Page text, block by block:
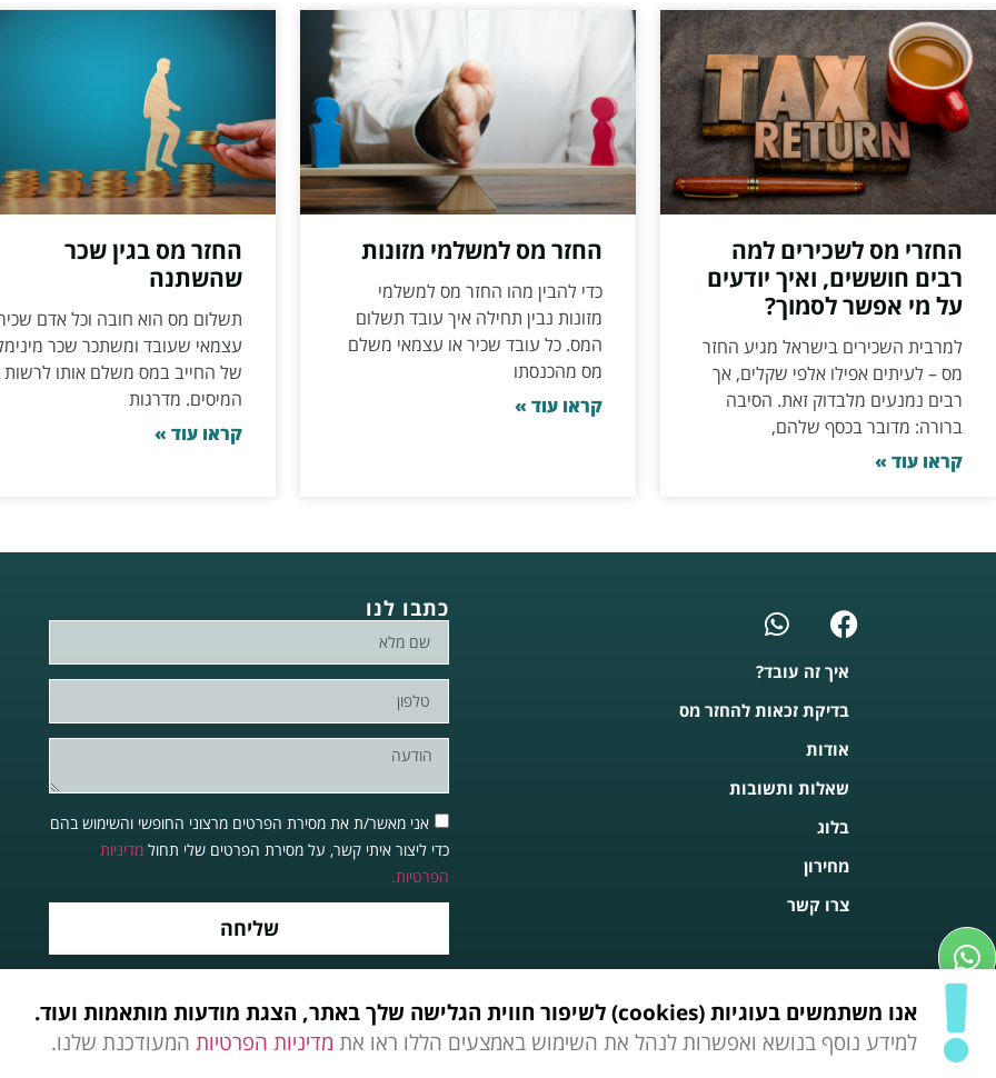
החזרי מס לשכירים למה
רבים חוששים, ואיך יודעים
על מי אפשר לסמוך?
למרבית השכירים בישראל מגיע החזר
מס – לעיתים אפילו אלפי שקלים, אך
רבים נמנעים מלבדוק זאת. הסיבה
ברורה: מדובר בכסף שלהם,
קראו עוד »
החזר מס למשלמי מזונות
כדי להבין מהו החזר מס למשלמי
מזונות נבין תחילה איך עובד תשלום
המס. כל עובד שכיר או עצמאי משלם
מס מהכנסתו
קראו עוד »
החזר מס בגין שכר
שהשתנה
תשלום מס הוא חובה וכל אדם
עצמאי שעובד ומשתכר שכר
של החייב במס משלם אותו לרשות
המיסים. מדרגות
קראו עוד »
איך זה עובד?
בדיקת זכאות להחזר מס
אודות
שאלות ותשובות
בלוג
מחירון
צרו קשר
כתבו לנו
אני מאשר/ת את מסירת הפרטים מרצוני החופשי והשימוש בהם
כדי ליצור איתי קשר, על מסירת הפרטים שלי תחול מדיניות
הפרטיות.
שליחה
אנו משתמשים בעוגיות (cookies) לשיפור חווית הגלישה שלך באתר, הצגת מודעות מותאמות ועוד.
למידע נוסף בנושא ואפשרות לנהל את השימוש באמצעים הללו ראו את מדיניות הפרטיות המעודכנת שלנו.